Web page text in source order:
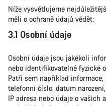
Níže vysvětlujeme
měli o ochraně údajů vědět:
3.1 Osobní údaje
Osobní údaje jsou jakékoli
nebo identifikovatelné fyzické
Patří sem například informace,
telefonní číslo, datum
IP adresa nebo údaje o